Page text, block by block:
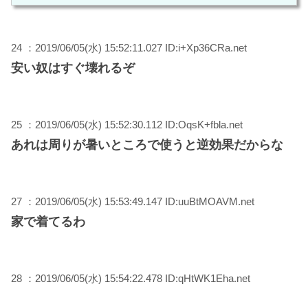
24 ：2019/06/05(水) 15:52:11.027 ID:i+Xp36CRa.net
安い奴はすぐ壊れるぞ
25 ：2019/06/05(水) 15:52:30.112 ID:OqsK+fbla.net
あれは周りが暑いところで使うと逆効果だからな
27 ：2019/06/05(水) 15:53:49.147 ID:uuBtMOAVM.net
家で着てるわ
28 ：2019/06/05(水) 15:54:22.478 ID:qHtWK1Eha.net